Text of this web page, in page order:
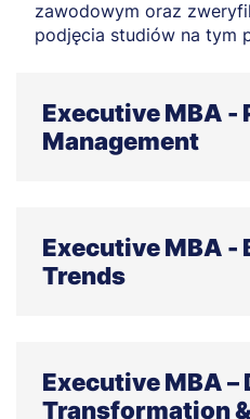
zawodowym oraz
podjęcia studiów na tym
Executive MBA -
Management
licencjata lub magistra)
minimum3-letnie
stanowisku menedżerskim
pozytywny wynik z I
(skompletowanie
Executive MBA -
Trends
licencjata lub magistra)
minimum8-letnie
Executive MBA –
Transformation